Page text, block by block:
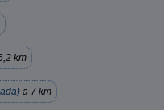
km
a 7 km